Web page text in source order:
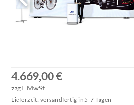
4.669,00 €
zzgl. MwSt.
Lieferzeit: versandfertig in 5-7 Tagen